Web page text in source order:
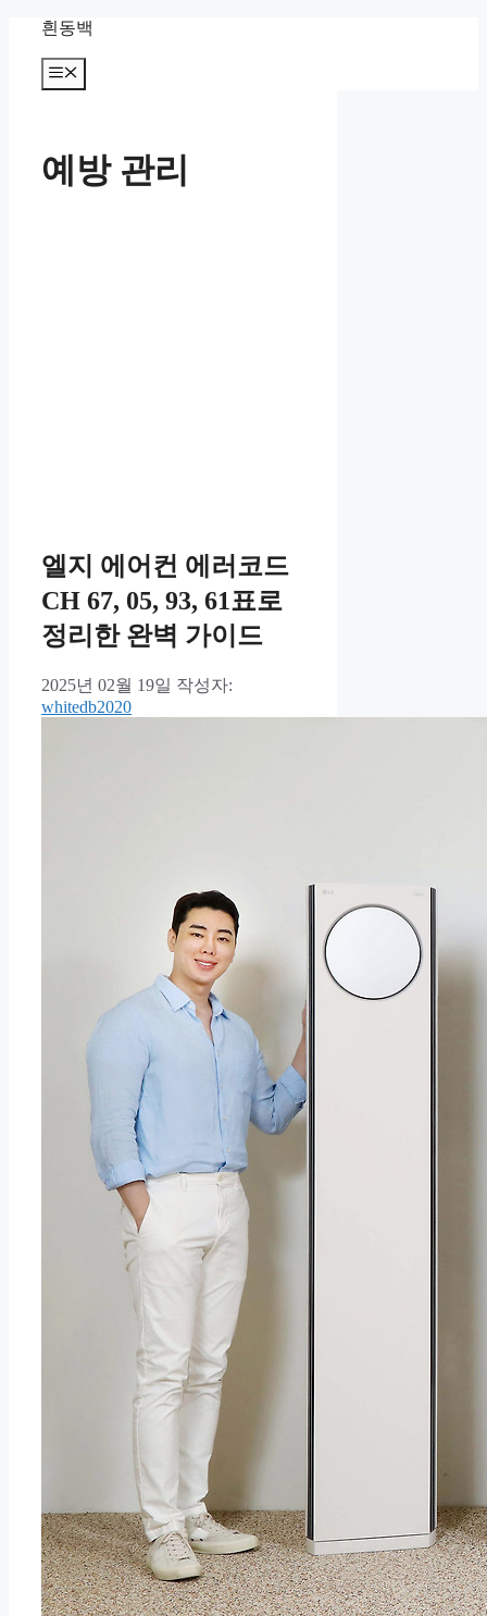
흰동백
메
뉴
예방 관리
엘지 에어컨 에러코드
CH 67, 05, 93, 61표로
정리한 완벽 가이드
2025년 02월 19일 작성자:
whitedb2020